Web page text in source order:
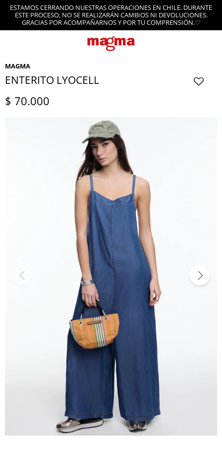
ESTAMOS CERRANDO NUESTRAS OPERACIONES EN CHILE. DURANTE
ESTE PROCESO, NO SE REALIZARÁN CAMBIOS NI DEVOLUCIONES.
GRACIAS POR ACOMPAÑARNOS Y POR TU COMPRENSIÓN.♡
MAGMA
ENTERITO LYOCELL
$ 70.000